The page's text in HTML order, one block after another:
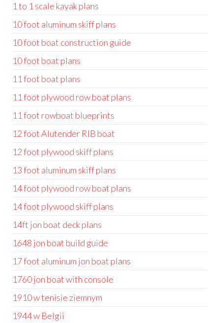
1 to 1 scale kayak plans
10 foot aluminum skiff plans
10 foot boat construction guide
10 foot boat plans
11 foot boat plans
11 foot plywood row boat plans
11 foot rowboat blueprints
12 foot Alutender RIB boat
12 foot plywood skiff plans
13 foot aluminum skiff plans
14 foot plywood row boat plans
14 foot plywood skiff plans
14ft jon boat deck plans
1648 jon boat build guide
17 foot aluminum jon boat plans
1760 jon boat with console
1910 w tenisie ziemnym
1944 w Belgii